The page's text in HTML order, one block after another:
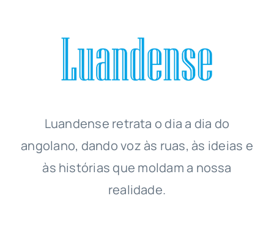
Luandense retrata o dia a dia do
angolano, dando voz às ruas, às ideias e
às histórias que moldam a nossa
realidade.